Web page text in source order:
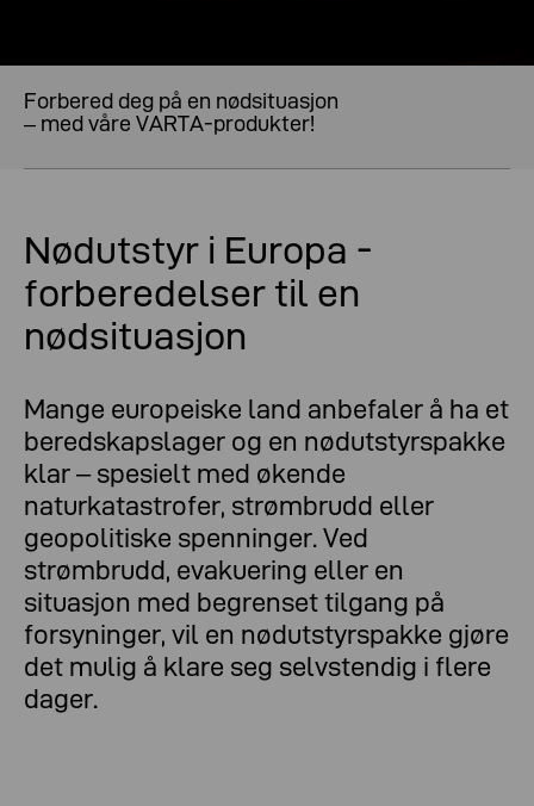
Forbered deg på en nødsituasjon
– med våre VARTA-produkter!
Nødutstyr i Europa -
forberedelser til en
nødsituasjon
Mange europeiske land anbefaler å ha et
beredskapslager og en nødutstyrspakke
klar – spesielt med økende
naturkatastrofer, strømbrudd eller
geopolitiske spenninger. Ved
strømbrudd, evakuering eller en
situasjon med begrenset tilgang på
forsyninger, vil en nødutstyrspakke gjøre
det mulig å klare seg selvstendig i flere
dager.